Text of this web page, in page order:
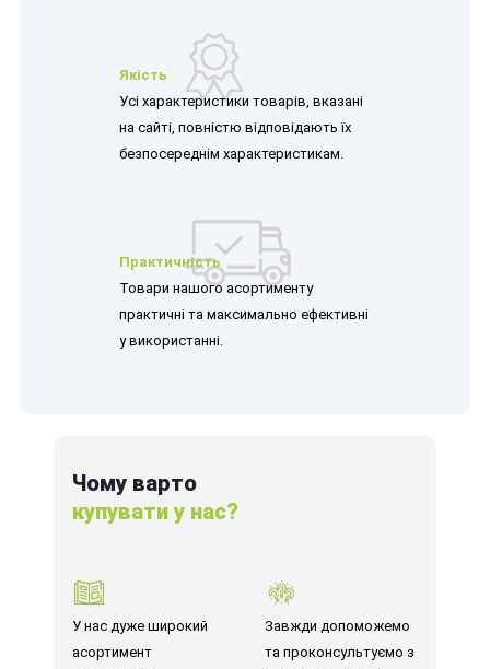
Якість
Усі характеристики товарів, вказані
на сайті, повністю відповідають їх
безпосереднім характеристикам.
Практичність
Товари нашого асортименту
практичні та максимально ефективні
у використанні.
Чому варто
купувати у нас?
У нас дуже широкий
асортимент
Завжди допоможемо
та проконсультуємо з